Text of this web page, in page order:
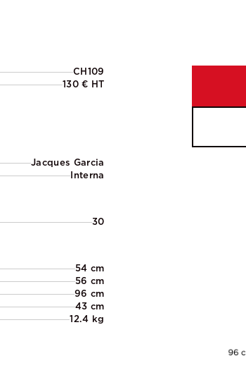
CH109
130 € HT
Jacques Garcia
Interna
30
54 cm
56 cm
96 cm
43 cm
12.4 kg